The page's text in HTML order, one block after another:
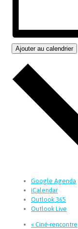
Ajouter au calendrier
Google Agenda
iCalendar
Outlook 365
Outlook Live
« Ciné-rencontre